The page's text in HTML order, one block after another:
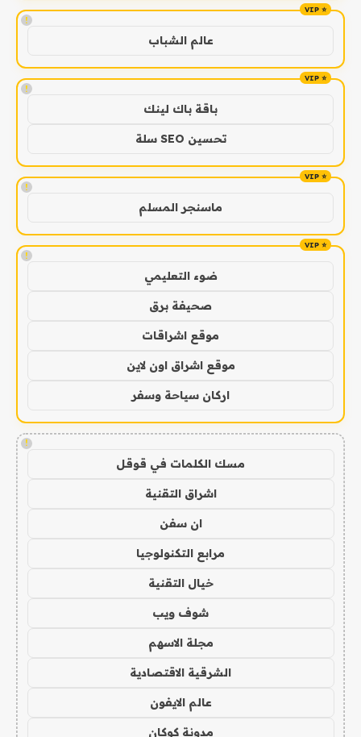
!
عالم الشباب
!
باقة باك لينك
تحسين SEO سلة
!
ماسنجر المسلم
!
ضوء التعليمي
صحيفة برق
موقع اشراقات
موقع اشراق اون لاين
اركان سياحة وسفر
!
مسك الكلمات في قوقل
اشراق التقنية
ان سفن
مرابع التكنولوجيا
خيال التقنية
شوف ويب
مجلة الاسهم
الشرقية الاقتصادية
عالم الايفون
مدونة كوكان